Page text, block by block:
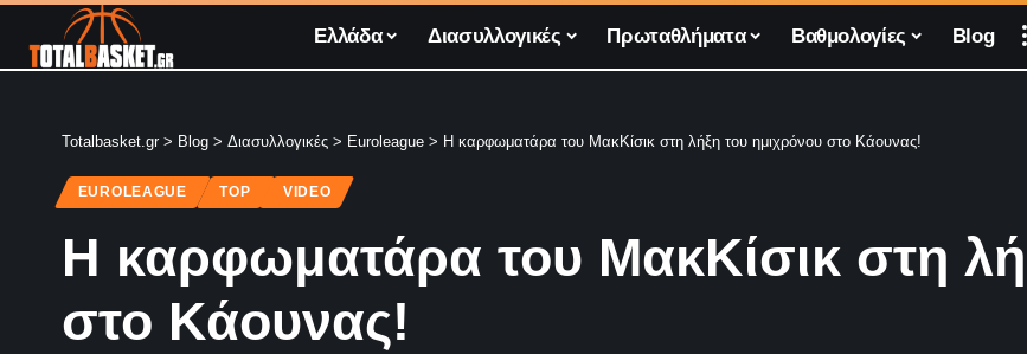
Ελλάδα Διασυλλογικές Πρωταθλήματα Βαθμολογίες Blog
Totalbasket.gr > Blog > Διασυλλογικές > Euroleague > Η καρφωματάρα του ΜακΚίσικ στη λήξη του ημιχρόνου στο Κάουνας!
EUROLEAGUE TOP VIDEO
Η καρφωματάρα του ΜακΚίσικ στη
στο Κάουνας!